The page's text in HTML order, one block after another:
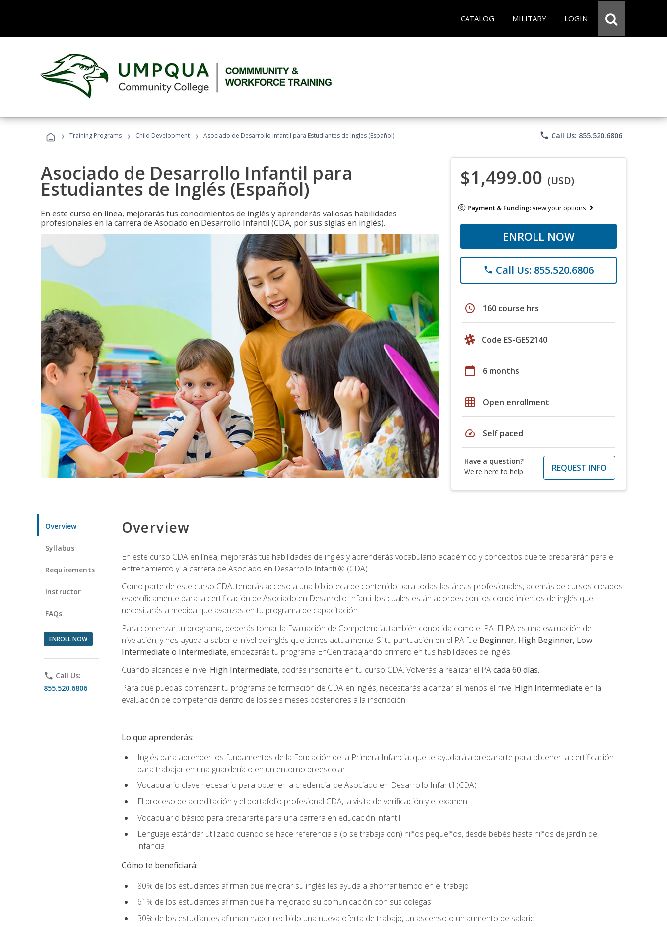
CATALOG MILITARY LOGIN
› Training Programs › Child Development › Asociado de Desarrollo Infantil para Estudiantes de Inglés (Español) phone Call Us: 855.520.6806
Asociado de Desarrollo Infantil para
Estudiantes de Inglés (Español)
En este curso en línea, mejorarás tus conocimientos de inglés y aprenderás valiosas habilidades
profesionales en la carrera de Asociado en Desarrollo Infantil (CDA, por sus siglas en inglés).
$1,499.00 (USD)
Payment & Funding:view your options
ENROLL NOW
phone Call Us: 855.520.6806
schedule 160 course hrs
Code ES-GES2140
calendar_today 6 months
grid_on Open enrollment
speed Self paced
Have a question?
We're here to help
REQUEST INFO
Overview
Syllabus
Requirements
Instructor
FAQs
ENROLL NOW
phone Call Us:
855.520.6806
Overview
En este curso CDA en línea, mejorarás tus habilidades de inglés y aprenderás vocabulario académico y conceptos que te prepararán para el
entrenamiento y la carrera de Asociado en Desarrollo Infantil® (CDA).
Como parte de este curso CDA, tendrás acceso a una biblioteca de contenido para todas las áreas profesionales, además de cursos creados
específicamente para la certificación de Asociado en Desarrollo Infantil los cuales están acordes con los conocimientos de inglés que
necesitarás a medida que avanzas en tu programa de capacitación.
Para comenzar tu programa, deberás tomar la Evaluación de Competencia, también conocida como el PA. El PA es una evaluación de
nivelación, y nos ayuda a saber el nivel de inglés que tienes actualmente. Si tu puntuación en el PA fue Beginner, High Beginner, Low
Intermediate o Intermediate, empezarás tu programa EnGen trabajando primero en tus habilidades de inglés.
Cuando alcances el nivel High Intermediate, podrás inscribirte en tu curso CDA. Volverás a realizar el PAcada 60 días.
Para que puedas comenzar tu programa de formación de CDA en inglés, necesitarás alcanzar al menos el nivel High Intermediate en la
evaluación de competencia dentro de los seis meses posteriores a la inscripción.
Lo que aprenderás:
Inglés para aprender los fundamentos de la Educación de la Primera Infancia, que te ayudará a prepararte para obtener la certificación
para trabajar en una guardería o en un entorno preescolar.
Vocabulario clave necesario para obtener la credencial de Asociado en Desarrollo Infantil (CDA)
El proceso de acreditación y el portafolio profesional CDA, la visita de verificación y el examen
Vocabulario básico para prepararte para una carrera en educación infantil
Lenguaje estándar utilizado cuando se hace referencia a (o se trabaja con) niños pequeños, desde bebés hasta niños de jardín de
infancia
Cómo te beneficiará:
80% de los estudiantes afirman que mejorar su inglés les ayuda a ahorrar tiempo en el trabajo
61% de los estudiantes afirman que ha mejorado su comunicación con sus colegas
30% de los estudiantes afirman haber recibido una nueva oferta de trabajo, un ascenso o un aumento de salario